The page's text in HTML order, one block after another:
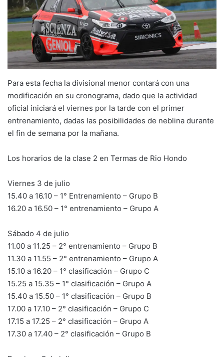
Para esta fecha la divisional menor contará con una
modificación en su cronograma, dado que la actividad
oficial iniciará el viernes por la tarde con el primer
entrenamiento, dadas las posibilidades de neblina durante
el fin de semana por la mañana.
Los horarios de la clase 2 en Termas de Rio Hondo
Viernes 3 de julio
15.40 a 16.10 – 1° Entrenamiento – Grupo B
16.20 a 16.50 – 1° entrenamiento – Grupo A
Sábado 4 de julio
11.00 a 11.25 – 2° entrenamiento – Grupo B
11.30 a 11.55 – 2° entrenamiento – Grupo A
15.10 a 16.20 – 1° clasificación – Grupo C
15.25 a 15.35 – 1° clasificación – Grupo A
15.40 a 15.50 – 1° clasificación – Grupo B
17.00 a 17.10 – 2° clasificación – Grupo C
17.15 a 17.25 – 2° clasificación – Grupo A
17.30 a 17.40 – 2° clasificación – Grupo B